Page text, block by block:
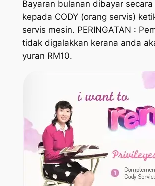
Bayaran bulanan dibayar secara
kepada CODY (orang servis)
servis mesin. PERINGATAN :
tidak digalakkan kerana anda
yuran RM10.